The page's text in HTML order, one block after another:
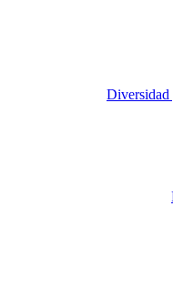
Diversidad